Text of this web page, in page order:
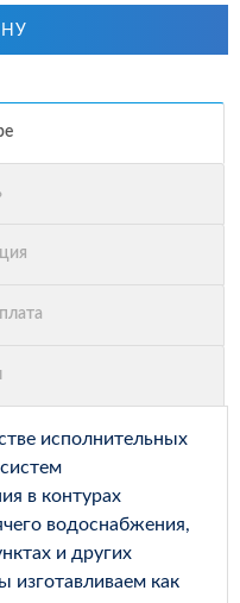
исполнительных
в контурах
водоснабжения,
и других
изготавливаем как